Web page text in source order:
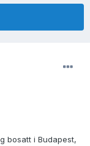
bosatt i Budapest,